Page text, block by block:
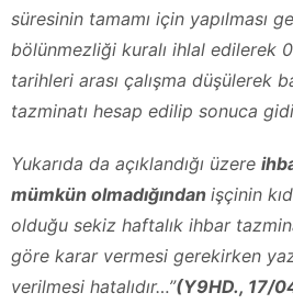
süresinin tamamı için yapılması
bölünmezliği kuralı ihlal edilerek
tarihleri arası çalışma düşülerek
tazminatı hesap edilip sonuca
Yukarıda da açıklandığı üzere
mümkün olmadığından işçinin
olduğu sekiz haftalık ihbar
göre karar vermesi gerekirken
verilmesi hatalıdır…”(Y9HD., 17/